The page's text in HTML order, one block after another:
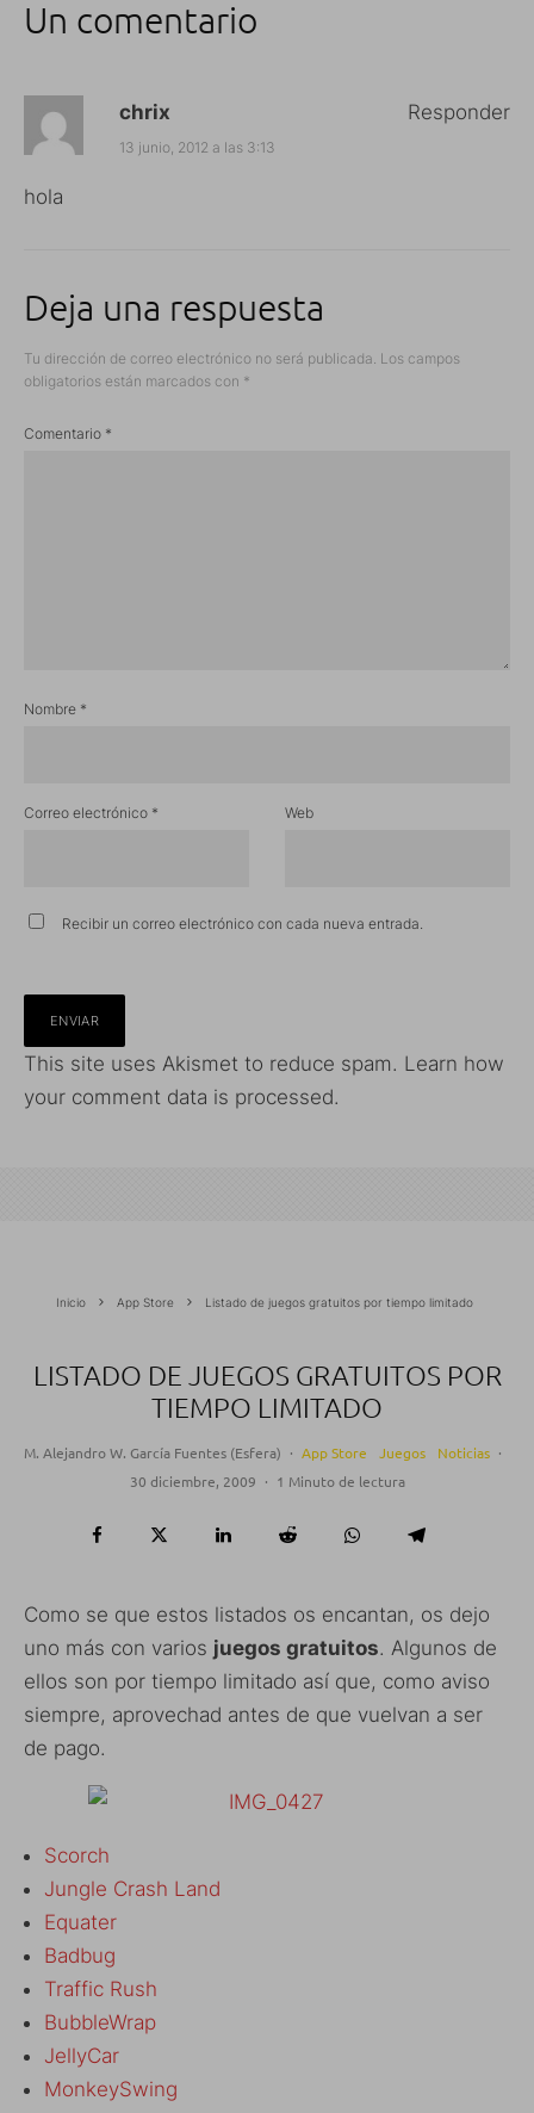
Un comentario
chrix
13 junio, 2012 a las 3:13
hola
Responder
Deja una respuesta
Tu dirección de correo electrónico no será publicada. Los campos
obligatorios están marcados con *
Comentario *
Nombre *
Correo electrónico * Web
Recibir un correo electrónico con cada nueva entrada.
This site uses Akismet to reduce spam. Learn how
your comment data is processed.
Inicio App Store Listado de juegos gratuitos por tiempo limitado
LISTADO DE JUEGOS GRATUITOS POR
TIEMPO LIMITADO
M. Alejandro W. García Fuentes (Esfera) · App Store Juegos Noticias ·
30 diciembre, 2009 · 1 Minuto de lectura
Como se que estos listados os encantan, os dejo
uno más con varios juegos gratuitos. Algunos de
ellos son por tiempo limitado así que, como aviso
siempre, aprovechad antes de que vuelvan a ser
de pago.
Scorch
Jungle Crash Land
Equater
Badbug
Traffic Rush
BubbleWrap
JellyCar
MonkeySwing